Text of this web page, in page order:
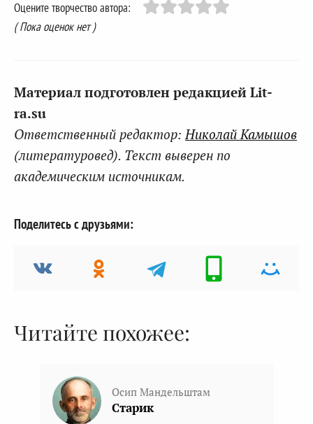
Оцените творчество автора:
( Пока оценок нет )
Материал подготовлен редакцией Lit-
ra.su
Ответственный редактор:Николай Камышов
(литературовед). Текст выверен по
академическим источникам.
Поделитесь с друзьями:
Читайте похожее:
Осип Мандельштам
Старик